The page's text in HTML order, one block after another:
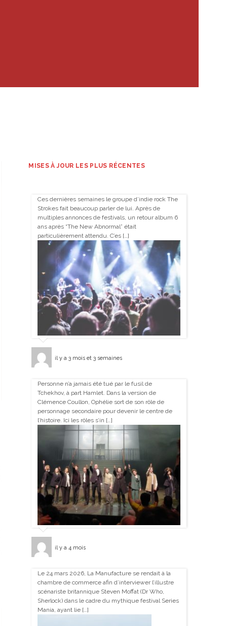
MISES À JOUR LES PLUS RÉCENTES
Ces dernières semaines le groupe d’indie rock The
Strokes fait beaucoup parler de lui. Après de
multiples annonces de festivals, un retour album 6
ans après “The New Abnormal” était
particulièrement attendu. C’es […]
il y a 3 mois et 3 semaines
Personne n’a jamais été tué par le fusil de
Tchekhov, à part Hamlet. Dans la version de
Clémence Coullon, Ophélie sort de son rôle de
personnage secondaire pour devenir le centre de
l’histoire. Ici les rôles s’in […]
il y a 4 mois
Le 24 mars 2026, La Manufacture se rendait à la
chambre de commerce afin d’interviewer l’illustre
scénariste britannique Steven Moffat (Dr Who,
Sherlock) dans le cadre du mythique festival Series
Mania, ayant lie […]